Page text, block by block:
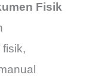
Fisik